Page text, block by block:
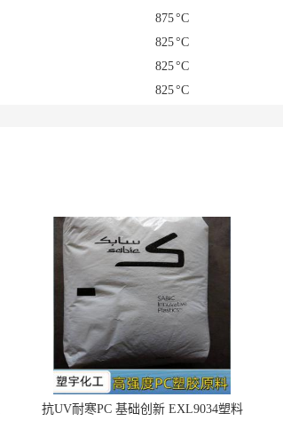
875°C
825°C
825°C
825°C
抗UV耐寒PC 基础创新 EXL9034塑料